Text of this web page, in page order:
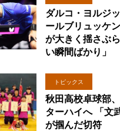
ダルコ・ヨルジ
ールブリュッケ
が大きく揺さぶ
い瞬間ばかり」
トピックス
秋田高校卓球部
ターハイへ 「文
が掴んだ切符